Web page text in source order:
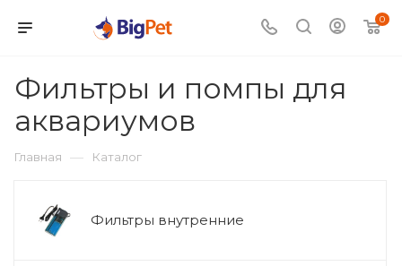
0
Фильтры и помпы для
аквариумов
Главная — Каталог
Фильтры внутренние